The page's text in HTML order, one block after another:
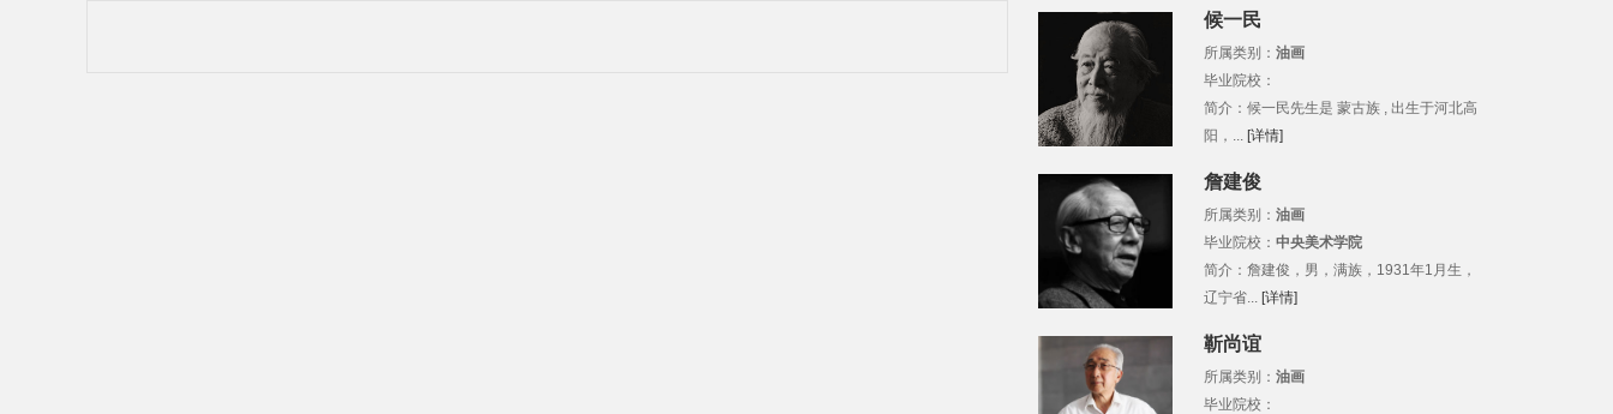
候一民
所属类别： 油画
毕业院校：
简介：候一民先生是 蒙古族 , 出生于河北高
阳，... [详情]
詹建俊
所属类别： 油画
毕业院校： 中央美术学院
简介：詹建俊，男，满族，1931年1月生，
辽宁省... [详情]
靳尚谊
所属类别： 油画
毕业院校：